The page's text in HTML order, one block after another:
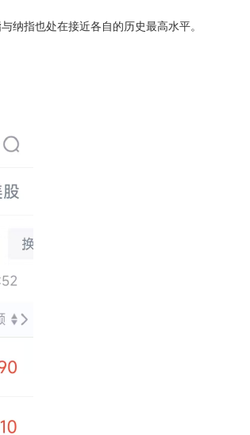
指也处在接近各自的历史最高水平。